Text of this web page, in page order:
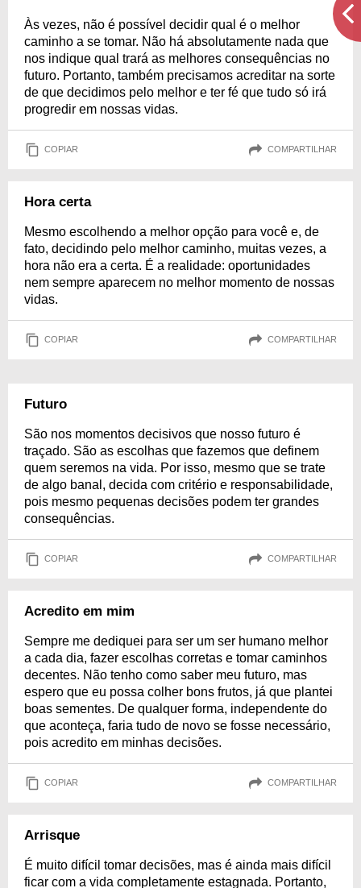
Às vezes, não é possível decidir qual é o melhor
caminho a se tomar. Não há absolutamente nada que
nos indique qual trará as melhores consequências no
futuro. Portanto, também precisamos acreditar na sorte
de que decidimos pelo melhor e ter fé que tudo só irá
progredir em nossas vidas.
COPIAR COMPARTILHAR
Hora certa
Mesmo escolhendo a melhor opção para você e, de
fato, decidindo pelo melhor caminho, muitas vezes, a
hora não era a certa. É a realidade: oportunidades
nem sempre aparecem no melhor momento de nossas
vidas.
COPIAR COMPARTILHAR
Futuro
São nos momentos decisivos que nosso futuro é
traçado. São as escolhas que fazemos que definem
quem seremos na vida. Por isso, mesmo que se trate
de algo banal, decida com critério e responsabilidade,
pois mesmo pequenas decisões podem ter grandes
consequências.
COPIAR COMPARTILHAR
Acredito em mim
Sempre me dediquei para ser um ser humano melhor
a cada dia, fazer escolhas corretas e tomar caminhos
decentes. Não tenho como saber meu futuro, mas
espero que eu possa colher bons frutos, já que plantei
boas sementes. De qualquer forma, independente do
que aconteça, faria tudo de novo se fosse necessário,
pois acredito em minhas decisões.
COPIAR COMPARTILHAR
Arrisque
É muito difícil tomar decisões, mas é ainda mais difícil
ficar com a vida completamente estagnada. Portanto,